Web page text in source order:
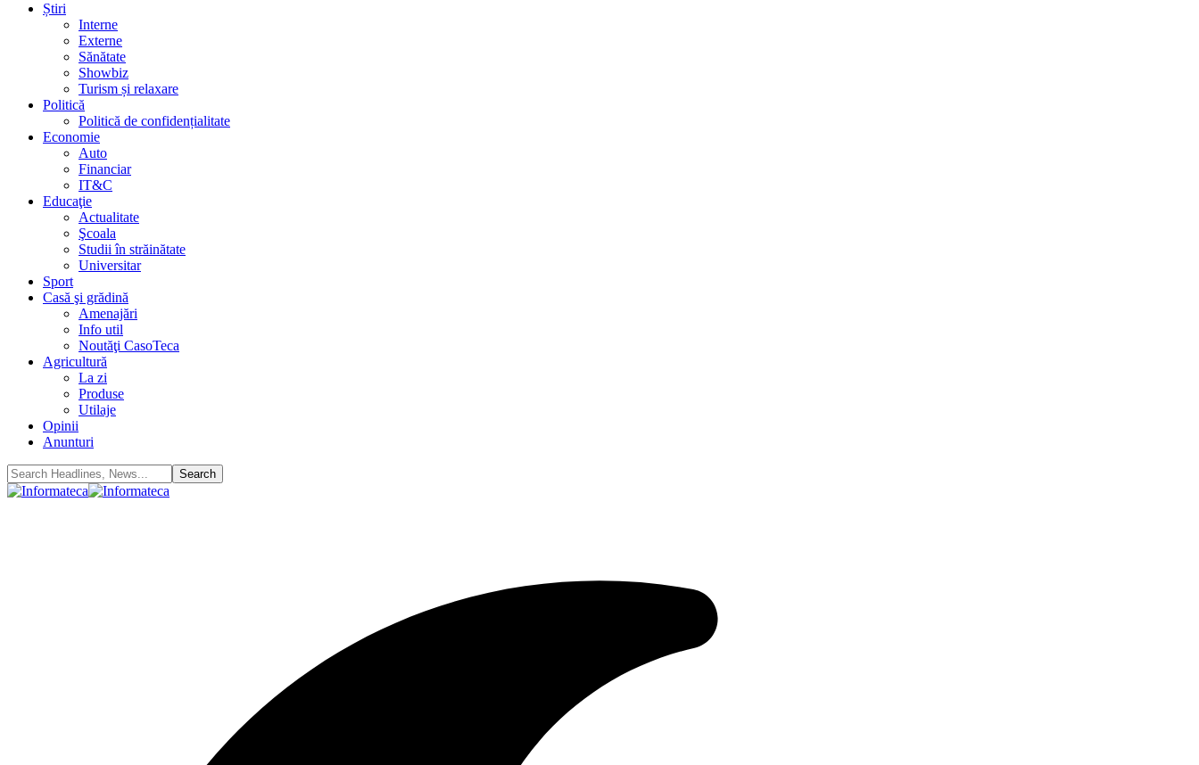
Știri
Interne
Externe
Sănătate
Showbiz
Turism și relaxare
Politică
Politică de confidențialitate
Economie
Auto
Financiar
IT&C
Educaţie
Actualitate
Şcoala
Studii în străinătate
Universitar
Sport
Casă şi grădină
Amenajări
Info util
Noutăţi CasoTeca
Agricultură
La zi
Produse
Utilaje
Opinii
Anunturi